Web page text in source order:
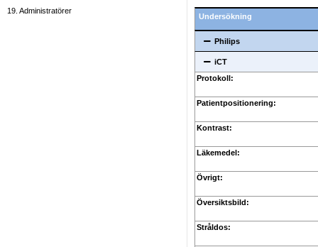
19. Administratörer
Undersökning
Philips
iCT
Protokoll:
Patientpositionering:
Kontrast:
Läkemedel:
Övrigt:
Översiktsbild:
Stråldos: